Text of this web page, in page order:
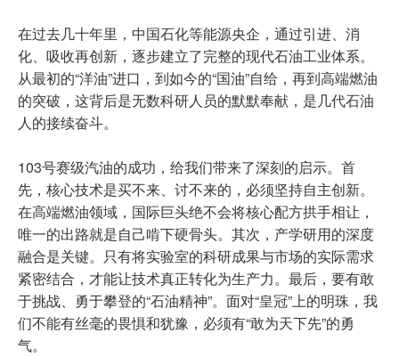
在过去几十年里，中国石化等能源央企，通过引进、消
化、吸收再创新，逐步建立了完整的现代石油工业体系。
从最初的“洋油”进口，到如今的“国油”自给，再到高端燃油
的突破，这背后是无数科研人员的默默奉献，是几代石油
人的接续奋斗。
103号赛级汽油的成功，给我们带来了深刻的启示。首
先，核心技术是买不来、讨不来的，必须坚持自主创新。
在高端燃油领域，国际巨头绝不会将核心配方拱手相让，
唯一的出路就是自己啃下硬骨头。其次，产学研用的深度
融合是关键。只有将实验室的科研成果与市场的实际需求
紧密结合，才能让技术真正转化为生产力。最后，要有敢
于挑战、勇于攀登的“石油精神”。面对“皇冠”上的明珠，我
们不能有丝毫的畏惧和犹豫，必须有“敢为天下先”的勇
气。